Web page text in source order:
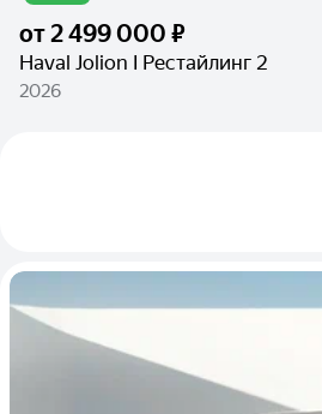
от2 499 000 ₽
Haval Jolion I Рестайлинг 2
2026